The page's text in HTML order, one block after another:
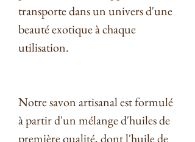
transporte dans un univers d'une
beauté exotique à chaque
utilisation.
Notre savon artisanal est formulé
à partir d'un mélange d'huiles de
première qualité, dont l'huile de